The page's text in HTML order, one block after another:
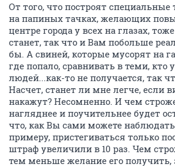
От того, что построят
на папиных тачках, желающих
центре города у всех на глазах,
станет, так что и Вам побольше
бы. А свиней, которые мусорят на
где попало, сравнивать в теми, кто
людей...как-то не получается, так
Насчет, станет ли мне легче, если
накажут? Несомненно. И чем
нагляднее и поучительнее будет
что, как Вы сами можете
примеру, пристегиваться только
штраф увеличили в 10 раз. Чем
тем меньше желание его получить,